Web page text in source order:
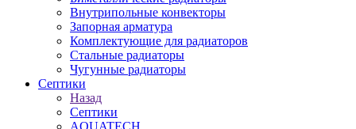
Внутрипольные конвекторы
Запорная арматура
Комплектующие для радиаторов
Стальные радиаторы
Чугунные радиаторы
Септики
Назад
Септики
AQUATECH